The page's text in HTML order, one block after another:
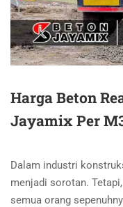
Harga Beton
Jayamix Per
Dalam industri
menjadi sorotan.
semua orang